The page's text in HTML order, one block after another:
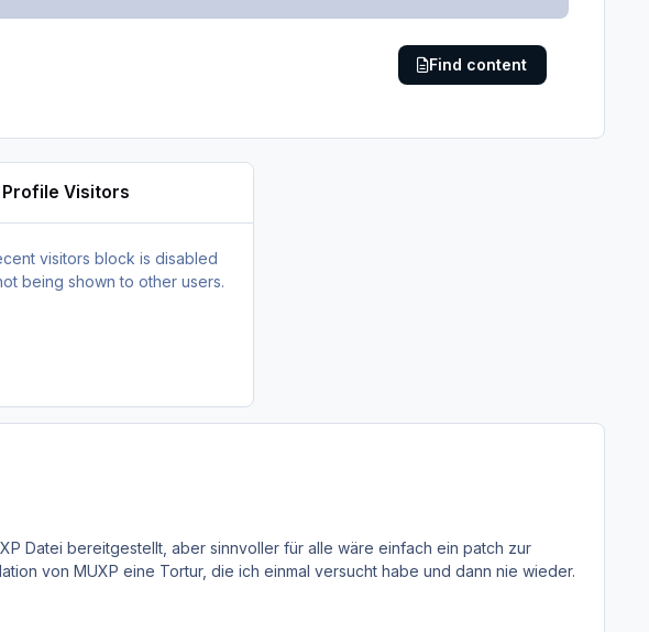
Find content
Profile Visitors
visitors block is disabled
being shown to other users.
Datei bereitgestellt, aber sinnvoller für alle wäre einfach ein patch zur
von MUXP eine Tortur, die ich einmal versucht habe und dann nie wieder.